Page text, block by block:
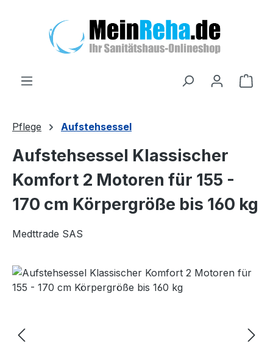
Pflege Aufstehsessel
Aufstehsessel Klassischer
Komfort 2 Motoren für 155 -
170 cm Körpergröße bis 160 kg
Medttrade SAS
Bildergalerie überspringen